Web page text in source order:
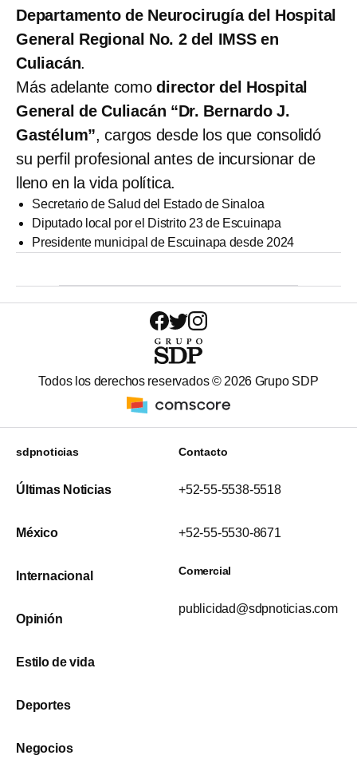
Departamento de Neurocirugía del Hospital
General Regional No. 2 del IMSS en
Culiacán.
Más adelante comodirector del Hospital
General de Culiacán “Dr. Bernardo J.
Gastélum”, cargos desde los que consolidó
su perfil profesional antes de incursionar de
lleno en la vida política.
Secretario de Salud del Estado de Sinaloa
Diputado local por el Distrito 23 de Escuinapa
Presidente municipal de Escuinapa desde 2024
Todos los derechos reservados ©2026 Grupo SDP
sdpnoticias
Últimas Noticias
México
Internacional
Opinión
Estilo de vida
Deportes
Negocios
Contacto
+52-55-5538-5518
+52-55-5530-8671
Comercial
publicidad@sdpnoticias.com